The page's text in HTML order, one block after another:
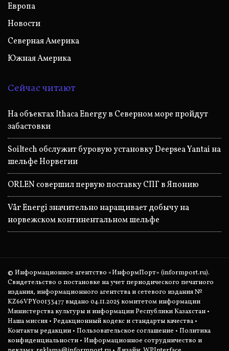
Европа
Новости
Северная Америка
Южная Америка
Сейчас читают
На объектах Ithaca Energy в Северном море пройдут
забастовки
Soiltech обслужит буровую установку Deepsea Yantai на
шельфе Норвегии
ORLEN совершил первую поставку СПГ в Японию
Vår Energi значительно наращивает добычу на
норвежском континентальном шельфе
© Информационное агентство «ИнформПорт» (informport.ru).
Свидетельство о постановке на учет периодического печатного
издания, информационного агентства и сетевого издания №
KZ66VPY00133477 выдано 04.11.2025 комитетом информации
Министерства культуры и информации Республики Казахстан •
Наша миссия • Редакционный кодекс и стандарты качества •
Контакты редакции • Пользовательское соглашение • Политика
конфиденциальности • Информационное сотрудничество и